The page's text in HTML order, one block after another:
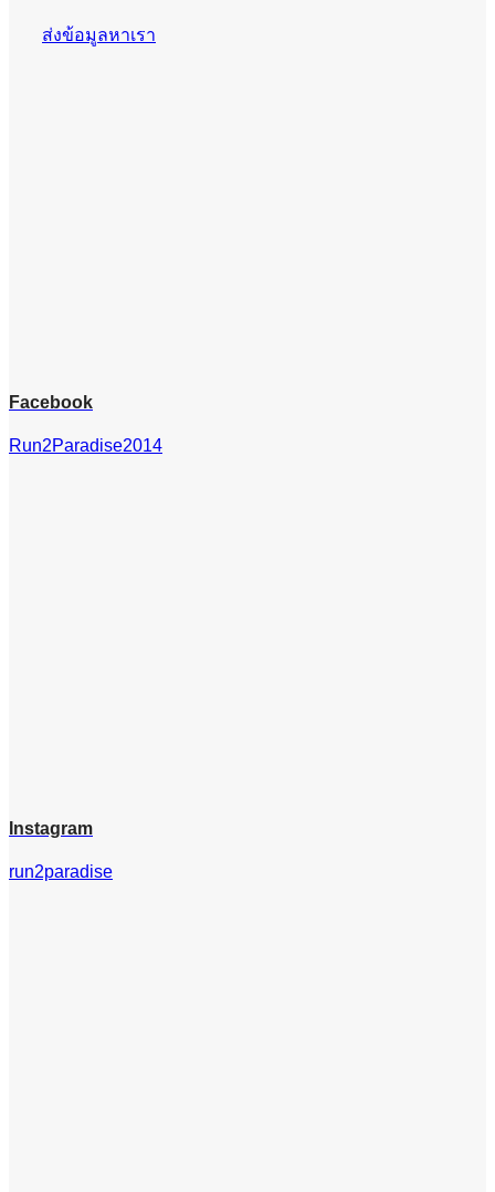
ส่งข้อมูลหาเรา
Facebook
Run2Paradise2014
Instagram
run2paradise